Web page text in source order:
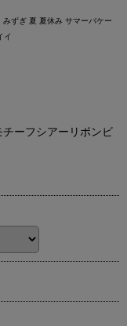
ずぎ 夏 夏休み サマーバケー
イ